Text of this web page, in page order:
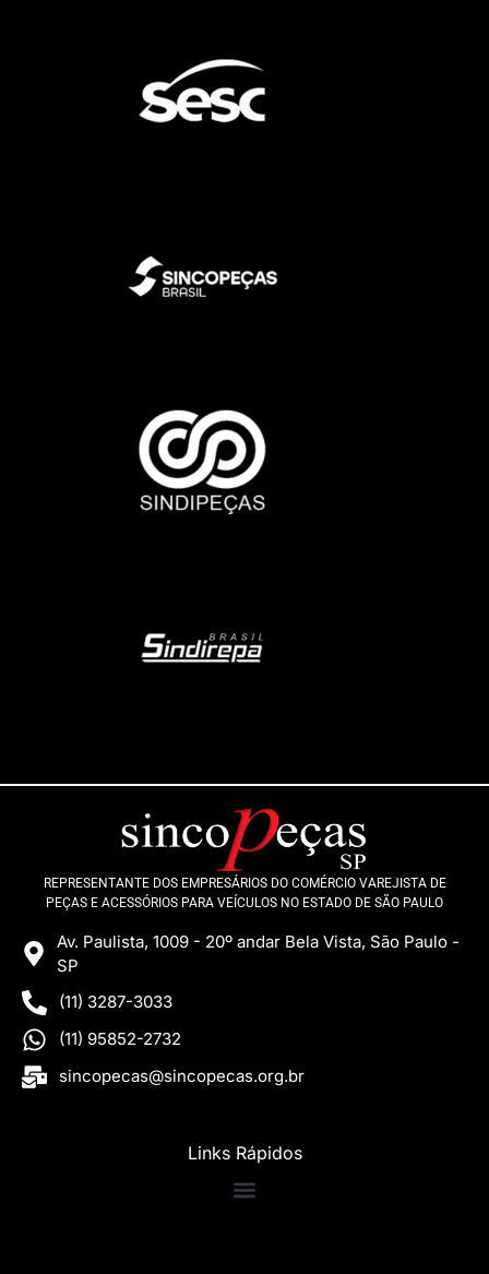
REPRESENTANTE DOS EMPRESÁRIOS DO COMÉRCIO VAREJISTA DE
PEÇAS E ACESSÓRIOS PARA VEÍCULOS NO ESTADO DE SÃO PAULO
Av. Paulista, 1009 - 20º andar Bela Vista, São Paulo -
SP
(11) 3287-3033
(11) 95852-2732
sincopecas@sincopecas.org.br
Links Rápidos